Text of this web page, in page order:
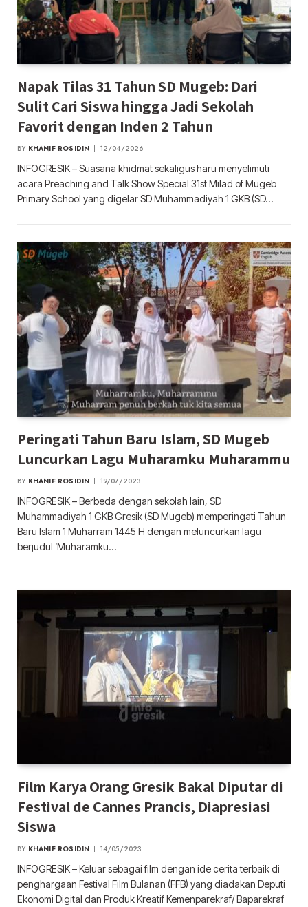
Napak Tilas 31 Tahun SD Mugeb: Dari
Sulit Cari Siswa hingga Jadi Sekolah
Favorit dengan Inden 2 Tahun
BY KHANIF ROSIDIN 12/04/2026
INFOGRESIK – Suasana khidmat sekaligus haru menyelimuti
acara Preaching and Talk Show Special 31st Milad of Mugeb
Primary School yang digelar SD Muhammadiyah 1 GKB (SD…
Peringati Tahun Baru Islam, SD Mugeb
Luncurkan Lagu Muharamku Muharammu
BY KHANIF ROSIDIN 19/07/2023
INFOGRESIK – Berbeda dengan sekolah lain, SD
Muhammadiyah 1 GKB Gresik (SD Mugeb) memperingati Tahun
Baru Islam 1 Muharram 1445 H dengan meluncurkan lagu
berjudul ‘Muharamku…
Film Karya Orang Gresik Bakal Diputar di
Festival de Cannes Prancis, Diapresiasi
Siswa
BY KHANIF ROSIDIN 14/05/2023
INFOGRESIK – Keluar sebagai film dengan ide cerita terbaik di
penghargaan Festival Film Bulanan (FFB) yang diadakan Deputi
Ekonomi Digital dan Produk Kreatif Kemenparekraf/ Baparekraf